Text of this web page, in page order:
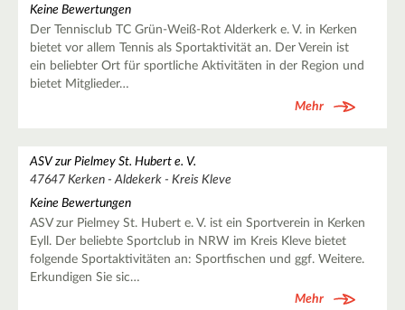
Keine Bewertungen
Der Tennisclub TC Grün-Weiß-Rot Alderkerk e. V. in Kerken
bietet vor allem Tennis als Sportaktivität an. Der Verein ist
ein beliebter Ort für sportliche Aktivitäten in der Region und
bietet Mitglieder…
Mehr
ASV zur Pielmey St. Hubert e. V.
47647 Kerken - Aldekerk - Kreis Kleve
Keine Bewertungen
ASV zur Pielmey St. Hubert e. V. ist ein Sportverein in Kerken
Eyll. Der beliebte Sportclub in NRW im Kreis Kleve bietet
folgende Sportaktivitäten an: Sportfischen und ggf. Weitere.
Erkundigen Sie sic…
Mehr